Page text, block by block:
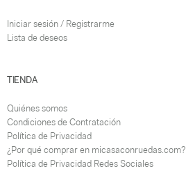
Iniciar sesión / Registrarme
Lista de deseos
TIENDA
Quiénes somos
Condiciones de Contratación
Política de Privacidad
¿Por qué comprar en micasaconruedas.com?
Política de Privacidad Redes Sociales